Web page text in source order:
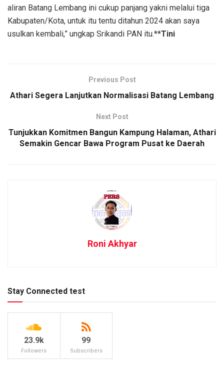
aliran Batang Lembang ini cukup panjang yakni melalui tiga
Kabupaten/Kota, untuk itu tentu ditahun 2024 akan saya
usulkan kembali,” ungkap Srikandi PAN itu.**Tini
Previous Post
Athari Segera Lanjutkan Normalisasi Batang Lembang
Next Post
Tunjukkan Komitmen Bangun Kampung Halaman, Athari
Semakin Gencar Bawa Program Pusat ke Daerah
Roni Akhyar
Stay Connected test
23.9k
Followers
99
Subscribers